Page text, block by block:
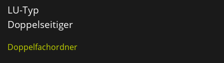
LU-Typ
Doppelseitiger
Individuellem Druck
Doppelfachordner